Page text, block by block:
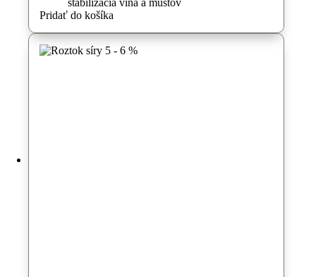
stabilizácia vína a muštov
Pridať do košíka